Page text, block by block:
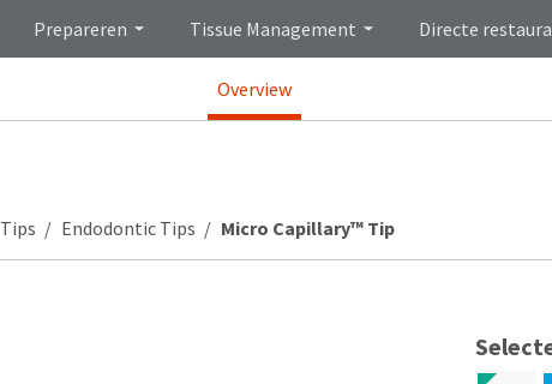
Prepareren Tissue Management Directe
Overview
Tips Endodontic Tips Micro Capillary™ Tip